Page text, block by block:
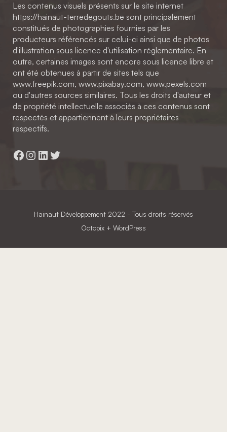
Les contenus visuels présents sur le site internet
https://hainaut-terredegouts.be sont principalement
constitués de photographies fournies par les
producteurs référencés sur celui-ci ainsi que de photos
d'illustration sous licence d'utilisation réglementaire. En
outre, certaines images sont encore sous licence libre et
ont été obtenues à partir de sites tels que
www.freepik.com, www.pixabay.com, www.pexels.com
ou d'autres sources similaires. Tous les droits d'auteur et
de propriété intellectuelle associés à ces contenus sont
respectés et appartiennent à leurs propriétaires
respectifs.
Facebook
Instagram
LinkedIn
Twitter
Hainaut Développement 2022 - Tous droits réservés
Octopix + WordPress